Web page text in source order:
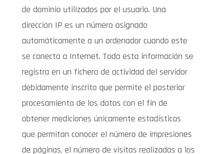
de dominio utilizados por el usuario. Una
dirección IP es un número asignado
automáticamente a un ordenador cuando este
se conecta a Internet. Toda esta información se
registra en un fichero de actividad del servidor
debidamente inscrito que permite el posterior
procesamiento de los datos con el fin de
obtener mediciones únicamente estadísticas
que permitan conocer el número de impresiones
de páginas, el número de visitas realizadas a los